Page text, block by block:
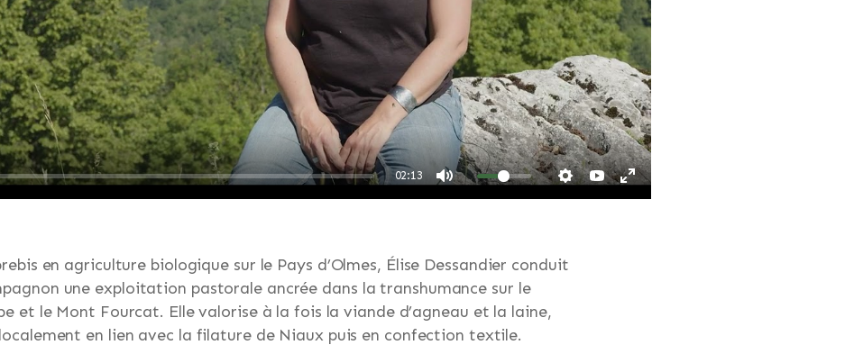
02:13
en agriculture biologique sur le Pays d’Olmes, Élise Dessandier conduit
une exploitation pastorale ancrée dans la transhumance sur le
et le Mont Fourcat. Elle valorise à la fois la viande d’agneau et la laine,
en lien avec la filature de Niaux puis en confection textile.